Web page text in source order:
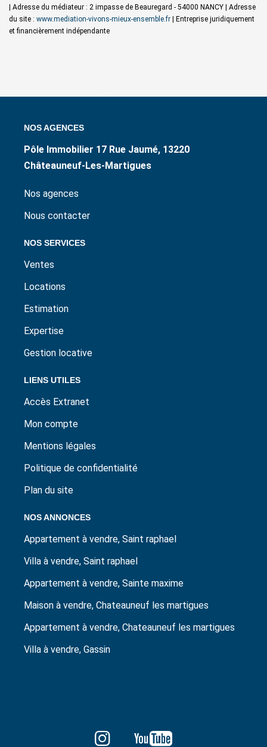
| Adresse du médiateur : 2 impasse de Beauregard - 54000 NANCY | Adresse
du site : www.mediation-vivons-mieux-ensemble.fr | Entreprise juridiquement
et financièrement indépendante
NOS AGENCES
Pôle Immobilier 17 Rue Jaumé, 13220
Châteauneuf-Les-Martigues
Nos agences
Nous contacter
NOS SERVICES
Ventes
Locations
Estimation
Expertise
Gestion locative
LIENS UTILES
Accès Extranet
Mon compte
Mentions légales
Politique de confidentialité
Plan du site
NOS ANNONCES
Appartement à vendre, Saint raphael
Villa à vendre, Saint raphael
Appartement à vendre, Sainte maxime
Maison à vendre, Chateauneuf les martigues
Appartement à vendre, Chateauneuf les martigues
Villa à vendre, Gassin